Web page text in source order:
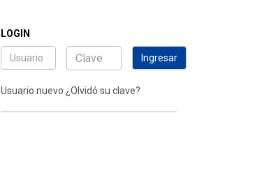
LOGIN
Usuario nuevo ¿Olvidó su clave?